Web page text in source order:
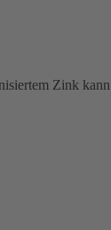
Zink